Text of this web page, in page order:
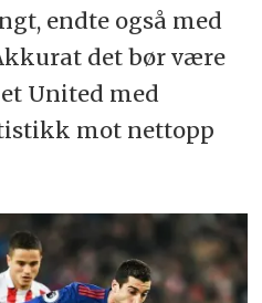
endte også med
det bør være
United med
mot nettopp